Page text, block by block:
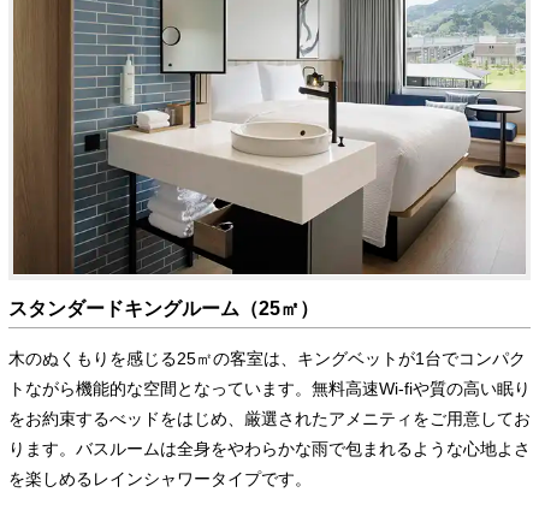
スタンダードキングルーム（25㎡）
木のぬくもりを感じる25㎡の客室は、キングベットが1台でコンパク
トながら機能的な空間となっています。無料高速Wi-fiや質の高い眠り
をお約束するべッドをはじめ、厳選されたアメニティをご用意してお
ります。バスルームは全身をやわらかな雨で包まれるような心地よさ
を楽しめるレインシャワータイプです。